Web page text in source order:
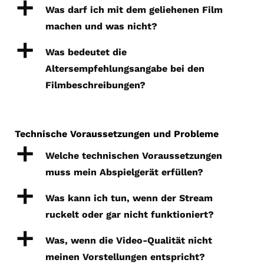
a
Was darf ich mit dem geliehenen Film
machen und was nicht?
a
Was bedeutet die
Altersempfehlungsangabe bei den
Filmbeschreibungen?
Technische Voraussetzungen und Probleme
a
Welche technischen Voraussetzungen
muss mein Abspielgerät erfüllen?
a
Was kann ich tun, wenn der Stream
ruckelt oder gar nicht funktioniert?
a
Was, wenn die Video-Qualität nicht
meinen Vorstellungen entspricht?